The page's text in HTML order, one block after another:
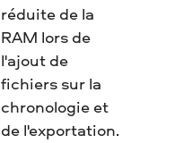
réduite de la
RAM lors de
l'ajout de
fichiers sur la
chronologie et
de l'exportation.